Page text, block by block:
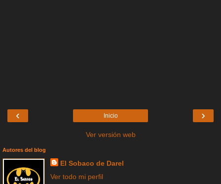
‹ ›
Inicio
Ver versión web
Autores del blog
El Sobaco de Darel
Ver todo mi perfil